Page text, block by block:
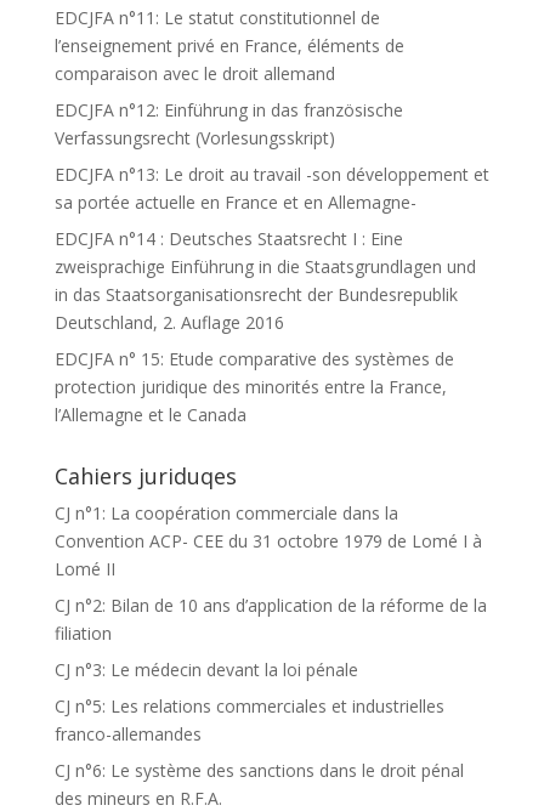
EDCJFA n°11: Le statut constitutionnel de
l’enseignement privé en France, éléments de
comparaison avec le droit allemand
EDCJFA n°12: Einführung in das französische
Verfassungsrecht (Vorlesungsskript)
EDCJFA n°13: Le droit au travail -son développement et
sa portée actuelle en France et en Allemagne-
EDCJFA n°14 : Deutsches Staatsrecht I : Eine
zweisprachige Einführung in die Staatsgrundlagen und
in das Staatsorganisationsrecht der Bundesrepublik
Deutschland, 2. Auflage 2016
EDCJFA n° 15: Etude comparative des systèmes de
protection juridique des minorités entre la France,
l’Allemagne et le Canada
Cahiers juriduqes
CJ n°1: La coopération commerciale dans la
Convention ACP- CEE du 31 octobre 1979 de Lomé I à
Lomé II
CJ n°2: Bilan de 10 ans d’application de la réforme de la
filiation
CJ n°3: Le médecin devant la loi pénale
CJ n°5: Les relations commerciales et industrielles
franco-allemandes
CJ n°6: Le système des sanctions dans le droit pénal
des mineurs en R.F.A.